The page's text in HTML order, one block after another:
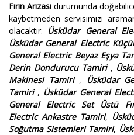
Fırın Arızası durumunda
kaybetmeden servisimizi
olacaktır. Üsküdar General
Üsküdar General Electric
General Electric Beyaz Eşya
Derin Dondurucu Tamiri ,
Makinesi Tamiri ,
Üsküdar
Tamiri , Üsküdar General
General Electric Set Üstü
Electric Ankastre Tamiri,
Soğutma Sistemleri Tamiri,